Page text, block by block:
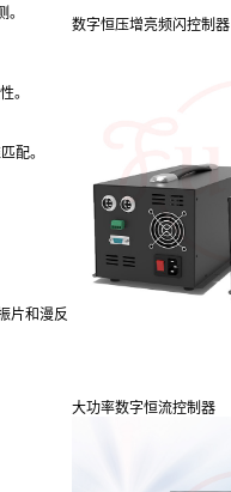
。
配。
片和漫反
数字恒压增亮频闪控制器
大功率数字恒流控制器